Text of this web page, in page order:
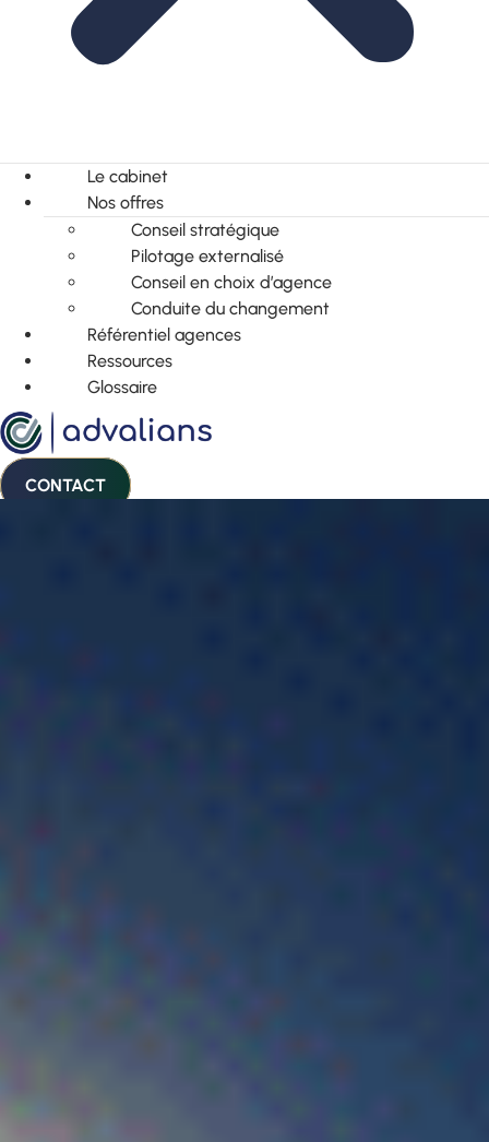
Le cabinet
Nos offres
Conseil stratégique
Pilotage externalisé
Conseil en choix d’agence
Conduite du changement
Référentiel agences
Ressources
Glossaire
CONTACT